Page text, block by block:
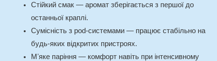
Стійкий смак — аромат зберігається з першої до
останньої краплі.
Сумісність з pod-системами — працює стабільно на
будь-яких відкритих пристроях.
Мʼяке паріння — комфорт навіть при інтенсивному